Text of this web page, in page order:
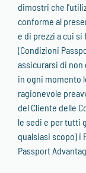
dimostri che
conforme al
e di prezzi a cui
(Condizioni
assicurarsi di non
in ogni momento
ragionevole
del Cliente delle
le sedi e per tutti
qualsiasi scopo) i
Passport